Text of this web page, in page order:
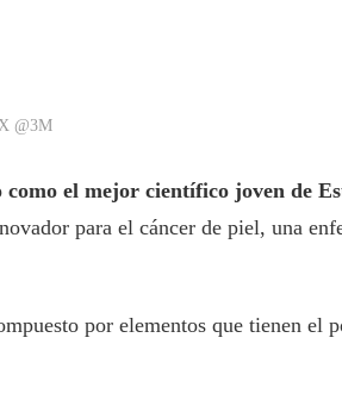
@3M
el mejor científico joven de
para el cáncer de piel, una
por elementos que tienen el